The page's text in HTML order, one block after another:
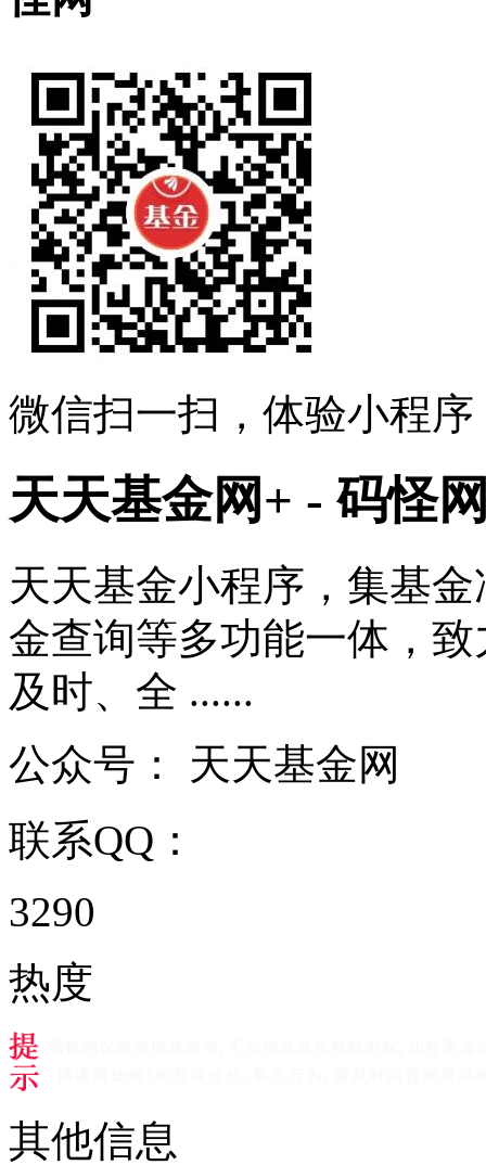
微信扫一扫，体验小程序
天天基金网+ - 码怪
天天基金小程序，集基
金查询等多功能一体，
及时、全 ......
公众号： 天天基金网
联系QQ：
3290
热度
其他信息